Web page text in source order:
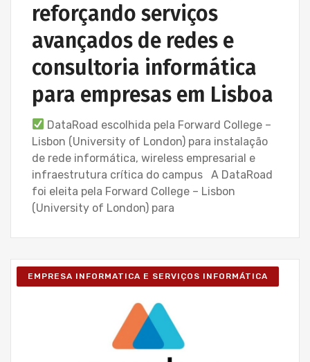
reforçando serviços
avançados de redes e
consultoria informática
para empresas em Lisboa
DataRoad escolhida pela Forward College –
Lisbon (University of London) para instalação
de rede informática, wireless empresarial e
infraestrutura crítica do campus A DataRoad
foi eleita pela Forward College – Lisbon
(University of London) para
EMPRESA INFORMATICA E SERVIÇOS INFORMÁTICA